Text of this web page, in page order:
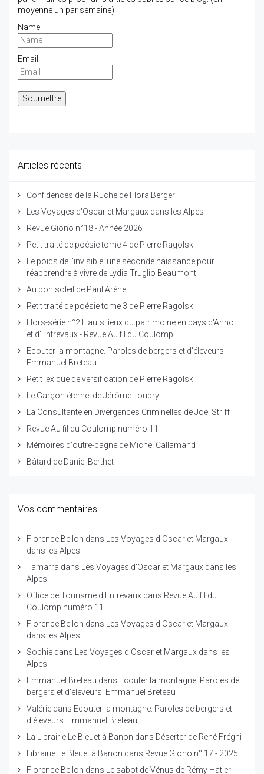
moyenne un par semaine)
Name
Email
Articles récents
Confidences de la Ruche de Flora Berger
Les Voyages d'Oscar et Margaux dans les Alpes
Revue Giono n°18 - Année 2026
Petit traité de poésie tome 4 de Pierre Ragolski
Le poids de l'invisible, une seconde naissance pour
réapprendre à vivre de Lydia Truglio Beaumont
Au bon soleil de Paul Arène
Petit traité de poésie tome 3 de Pierre Ragolski
Hors-série n°2 Hauts lieux du patrimoine en pays d'Annot
et d'Entrevaux - Revue Au fil du Coulomp
Ecouter la montagne. Paroles de bergers et d'éleveurs.
Emmanuel Breteau
Petit lexique de versification de Pierre Ragolski
Le Garçon éternel de Jérôme Loubry
La Consultante en Divergences Criminelles de Joël Striff
Revue Au fil du Coulomp numéro 11
Mémoires d'outre-bagne de Michel Callamand
Bâtard de Daniel Berthet
Vos commentaires
Florence Bellon dans
Les Voyages d'Oscar et Margaux
dans les Alpes
Tamarra dans
Les Voyages d'Oscar et Margaux dans les
Alpes
Office de Tourisme d'Entrevaux dans Revue Au fil du
Coulomp numéro 11
Florence Bellon dans
Les Voyages d'Oscar et Margaux
dans les Alpes
Sophie dans
Les Voyages d'Oscar et Margaux dans les
Alpes
Emmanuel Breteau dans Ecouter la montagne. Paroles de
bergers et d'éleveurs. Emmanuel Breteau
Valérie dans Ecouter la montagne. Paroles de bergers et
d'éleveurs. Emmanuel Breteau
La Librairie Le Bleuet à Banon dans Déserter de René Frégni
Librairie Le Bleuet à Banon dans Revue Giono n° 17 - 2025
Florence Bellon dans
Le sabot de Vénus de Rémy Hatier